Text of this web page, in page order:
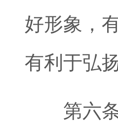
好形象，
有利于弘
第六条